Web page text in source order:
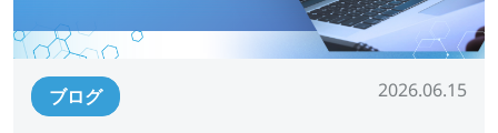
ブログ 2026.06.15